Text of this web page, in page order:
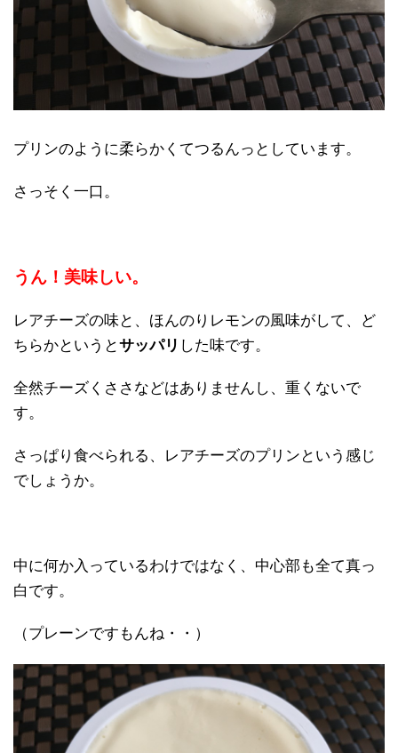
プリンのように柔らかくてつるんっとしています。
さっそく一口。
うん！美味しい。
レアチーズの味と、ほんのりレモンの風味がして、ど
ちらかというとサッパリ した味です。
全然チーズくささなどはありませんし、重くないで
す。
さっぱり食べられる、レアチーズのプリンという感じ
でしょうか。
中に何か入っているわけではなく、中心部も全て真っ
白です。
（プレーンですもんね・・）